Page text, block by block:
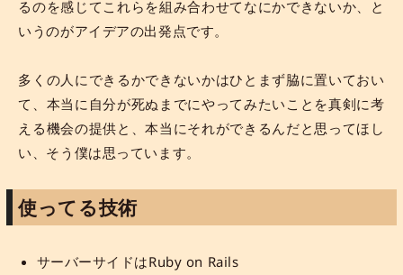
るのを感じてこれらを組み合わせてなにかできないか、と
いうのがアイデアの出発点です。
多くの人にできるかできないかはひとまず脇に置いておい
て、本当に自分が死ぬまでにやってみたいことを真剣に考
える機会の提供と、本当にそれができるんだと思ってほし
い、そう僕は思っています。
使ってる技術
サーバーサイドはRuby on Rails